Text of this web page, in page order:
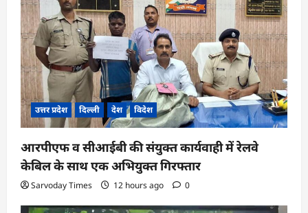
उत्तर प्रदेश दिल्ली देश विदेश
आरपीएफ व सीआईबी की संयुक्त कार्यवाही में रेलवे
केबिल के साथ एक अभियुक्त गिरफ्तार
Sarvoday Times 12 hours ago 0